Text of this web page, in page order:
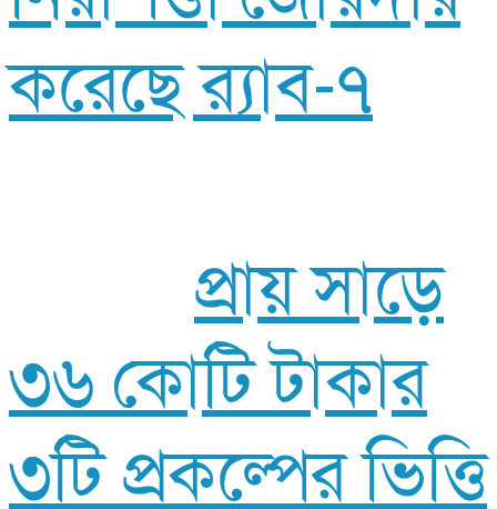
করেছে র‍্যাব-৭
প্রায় সাড়ে
৩৬ কোটি টাকার
৩টি প্রকল্পের ভিত্তি